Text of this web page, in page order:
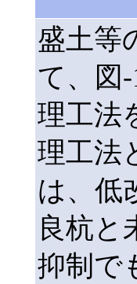
盛土等
て、図
理工法
理工法
は、低
良杭と
抑制で